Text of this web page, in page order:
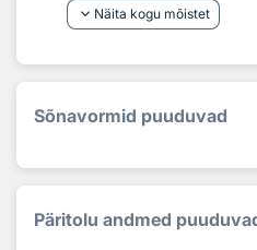
keyboard_arrow_down Näita kogu mõistet
Sõnavormid puuduvad
Päritolu andmed